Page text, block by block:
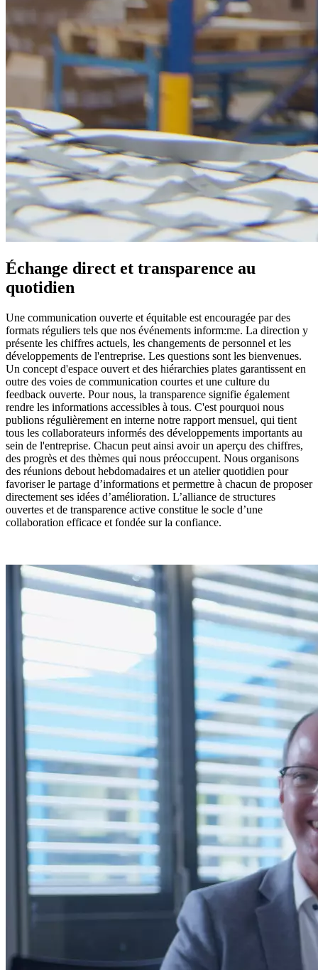
Échange direct et transparence au
quotidien
Une communication ouverte et équitable est encouragée par des
formats réguliers tels que nos événements inform:me. La direction y
présente les chiffres actuels, les changements de personnel et les
développements de l'entreprise. Les questions sont les bienvenues.
Un concept d'espace ouvert et des hiérarchies plates garantissent en
outre des voies de communication courtes et une culture du
feedback ouverte. Pour nous, la transparence signifie également
rendre les informations accessibles à tous. C'est pourquoi nous
publions régulièrement en interne notre rapport mensuel, qui tient
tous les collaborateurs informés des développements importants au
sein de l'entreprise. Chacun peut ainsi avoir un aperçu des chiffres,
des progrès et des thèmes qui nous préoccupent. Nous organisons
des réunions debout hebdomadaires et un atelier quotidien pour
favoriser le partage d’informations et permettre à chacun de proposer
directement ses idées d’amélioration. L’alliance de structures
ouvertes et de transparence active constitue le socle d’une
collaboration efficace et fondée sur la confiance.